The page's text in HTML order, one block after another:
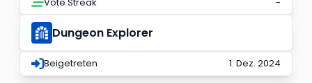
Dungeon Explorer
Beigetreten 1. Dez. 2024